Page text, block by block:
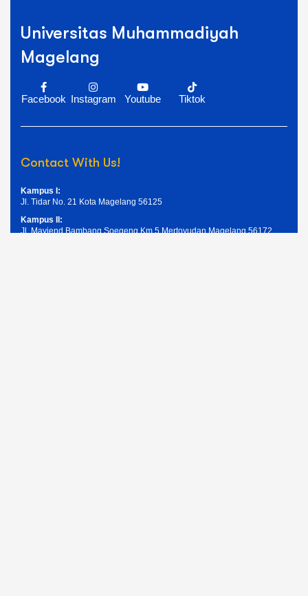
Universitas Muhammadiyah
Magelang
Facebook Instagram Youtube Tiktok
Contact With Us!
Kampus I:
Jl. Tidar No. 21 Kota Magelang 56125
Kampus II:
Jl. Mayjend Bambang Soegeng Km.5 Mertoyudan Magelang 56172